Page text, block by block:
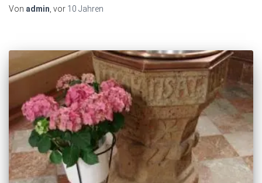
Von admin , vor 10 Jahren